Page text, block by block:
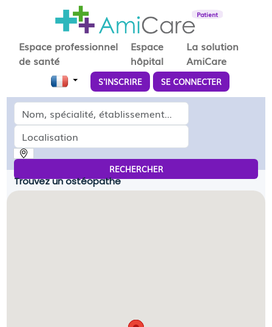
Patient
Espace professionnel
de santé
Espace
hôpital
La solution
AmiCare
S'INSCRIRE SE CONNECTER
Médecin, spécialité, établissement...
Localisation
RECHERCHER
Trouvez un ostéopathe